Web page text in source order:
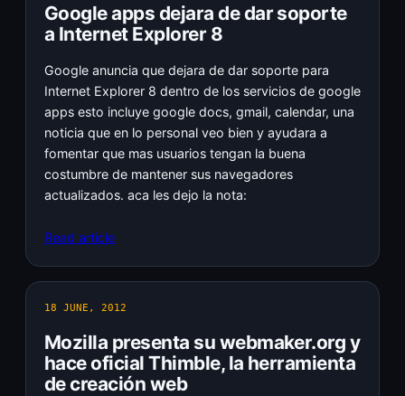
Google apps dejara de dar soporte
a Internet Explorer 8
Google anuncia que dejara de dar soporte para
Internet Explorer 8 dentro de los servicios de google
apps esto incluye google docs, gmail, calendar, una
noticia que en lo personal veo bien y ayudara a
fomentar que mas usuarios tengan la buena
costumbre de mantener sus navegadores
actualizados. aca les dejo la nota:
Read article
18 JUNE, 2012
Mozilla presenta su webmaker.org y
hace oficial Thimble, la herramienta
de creación web